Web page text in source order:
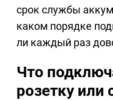
срок службы
каком порядке
ли каждый раз
Что
розетку или